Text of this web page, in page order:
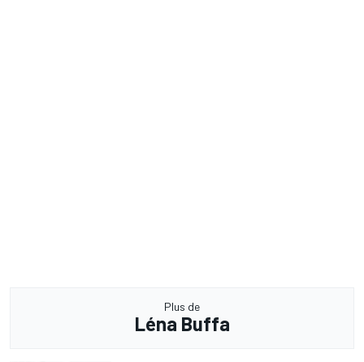
Plus de
Léna Buffa